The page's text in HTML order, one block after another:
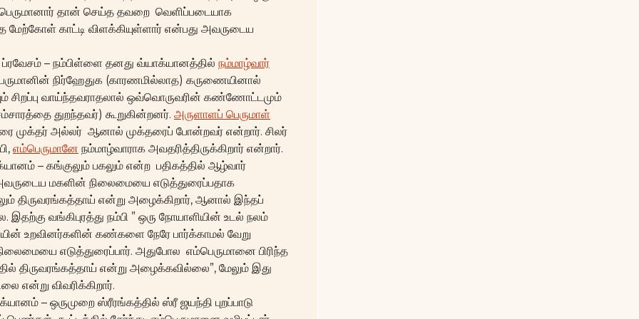
தான் செய்த தவறை வெளிப்படையாக
காட்டி விளக்கியுள்ளார் என்பது அவருடைய
– நம்பிள்ளை தனது வ்யாக்யானத்தில் நம்மாழ்வார்
நிர்ஹேதுக (காரணமில்லாத) கருணையினால்
சிறப்பு வாய்ந்தவராதலால் ஒவ்வொருவரின் கண்ணோட்டமும்
துறந்தவர்) கூறுகின்றனர். அருளாளப் பெருமாள்
முக்தர் அல்லர் ஆனால் முக்தரைப் போன்றவர் என்றார். சிலர்
எம்பெருமானே நம்மாழ்வாராக அவதரித்திருக்கிறார் என்றார்.
– கங்குலும் பகலும் என்ற பதிகத்தில் ஆழ்வார்
மகளின் நிலைமையை எடுத்துரைப்பதாக
திருவரங்கத்தாய் என்று அழைக்கிறார், ஆனால் இந்தப்
வங்கிபுரத்து நம்பி ” ஒரு நோயாளியின் உடல் நலம்
உறவினர்களின் கண்களை நேரே பார்க்காமல் வேறு
எடுத்துரைப்பார். அதுபோல எம்பெருமானை பிரிந்த
திருவரங்கத்தாய் என்று அழைக்கவில்லை”, மேலும் இது
என்று விவரிக்கிறார்.
– ஒருமுறை ஸ்ரீரங்கத்தில் ஸ்ரீ ஜயந்தி புறப்பாடு